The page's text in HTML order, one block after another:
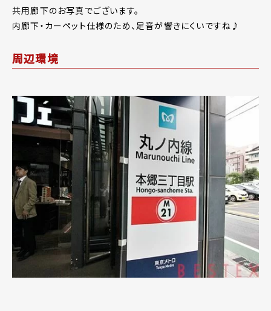
共用廊下のお写真でございます。
内廊下・カーペット仕様のため、足音が響きにくいですね♪
周辺環境